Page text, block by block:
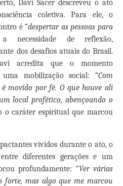
Davi Sacer descreveu o ato
coletiva. Para ele, o
é “despertar as pessoas para
necessidade de reflexão,
dos desafios atuais do Brasil.
acredita que o momento
mobilização social: “Com
movido por fé. O que houve ali
local profético, abençoando o
o caráter espiritual que marcou
vividos durante o ato, o
diferentes gerações e um
profundamente: “Ver várias
forte, mas algo que me marcou